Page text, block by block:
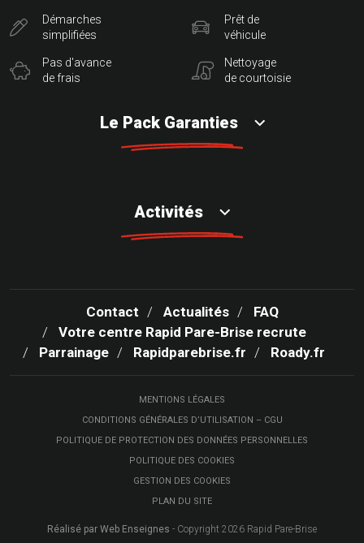
Démarches
simplifiées
Pas d'avance
de frais
Prêt de
véhicule
Nettoyage
de courtoisie
Le Pack Garanties
Activités
Contact Actualités
FAQ
Votre centre Rapid Pare-Brise recrute
Parrainage
Rapidparebrise.fr Roady.fr
MENTIONS LÉGALES
CONDITIONS GÉNÉRALES D’UTILISATION – CGU
POLITIQUE DE PROTECTION DES DONNÉES PERSONNELLES
POLITIQUE DES COOKIES
GESTION DES COOKIES
PLAN DU SITE
Réalisé par Web Enseignes - Copyright 2026 Rapid Pare-Brise